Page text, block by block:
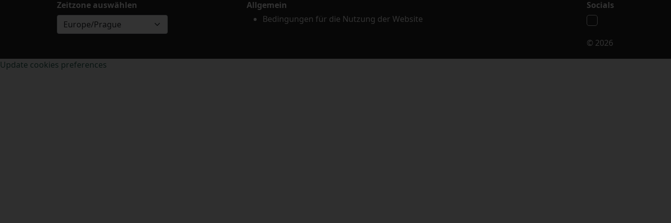
Zeitzone auswählen
Europe/Prague
Allgemein
Bedingungen für die Nutzung der Website
Socials
© 2026
Update cookies preferences